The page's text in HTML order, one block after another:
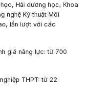
Hải dương học, Khoa
nghệ Kỹ thuật Môi
lần lượt với các
giá năng lực:từ 700
THPT:từ 22